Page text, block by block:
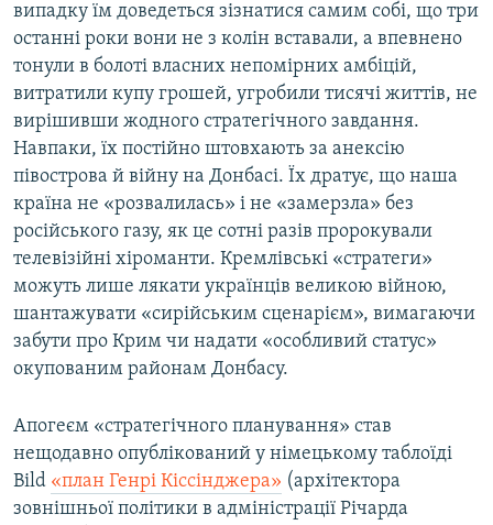
випадку їм доведеться зізнатися самим собі, що три
останні роки вони не з колін вставали, а впевнено
тонули в болоті власних непомірних амбіцій,
витратили купу грошей, угробили тисячі життів, не
вирішивши жодного стратегічного завдання.
Навпаки, їх постійно штовхають за анексію
півострова й війну на Донбасі. Їх дратує, що наша
країна не «розвалилась» і не «замерзла» без
російського газу, як це сотні разів пророкували
телевізійні хіроманти. Кремлівські «стратеги»
можуть лише лякати українців великою війною,
шантажувати «сирійським сценарієм», вимагаючи
забути про Крим чи надати «особливий статус»
окупованим районам Донбасу.
Апогеєм «стратегічного планування» став
нещодавно опублікований у німецькому таблоїді
Bild «план Генрі Кіссінджера» (архітектора
зовнішньої політики в адміністрації Річарда